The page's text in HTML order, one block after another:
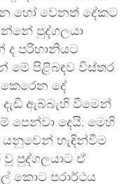
හෝ වෙනත් දේකට
පුද්ගලයා
පරිහානියට
පිළිබඳව විස්තර
දේ
ඇබ්බැහි වීමෙන්
පෙන්වා දෙයි. මෙහි
යනුවෙන් හැඳින්වීම
පුද්ගලයාට ඒ
කොට පරාර්ථය